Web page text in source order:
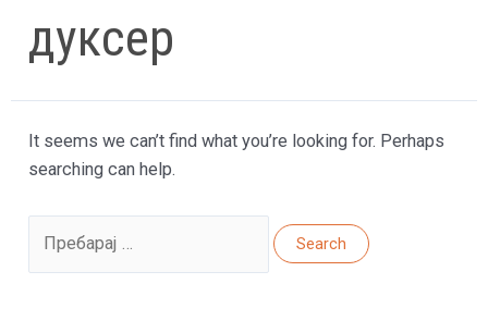
дуксер
It seems we can’t find what you’re looking for. Perhaps
searching can help.